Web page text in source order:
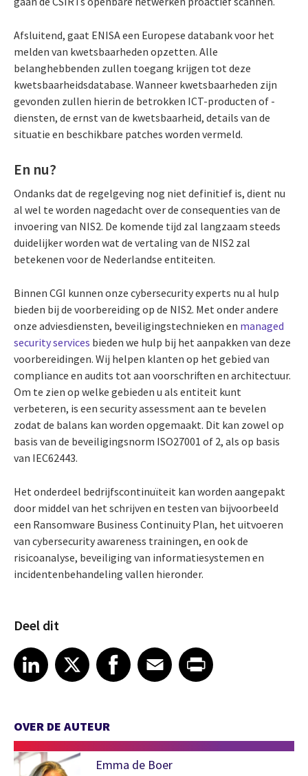
Afsluitend, gaat ENISA een Europese databank voor het
melden van kwetsbaarheden opzetten. Alle
belanghebbenden zullen toegang krijgen tot deze
kwetsbaarheidsdatabase. Wanneer kwetsbaarheden zijn
gevonden zullen hierin de betrokken ICT-producten of -
diensten, de ernst van de kwetsbaarheid, details van de
situatie en beschikbare patches worden vermeld.
En nu?
Ondanks dat de regelgeving nog niet definitief is, dient nu
al wel te worden nagedacht over de consequenties van de
invoering van NIS2. De komende tijd zal langzaam steeds
duidelijker worden wat de vertaling van de NIS2 zal
betekenen voor de Nederlandse entiteiten.
Binnen CGI kunnen onze cybersecurity experts nu al hulp
bieden bij de voorbereiding op de NIS2. Met onder andere
onze adviesdiensten, beveiligingstechnieken en managed
security services bieden we hulp bij het aanpakken van deze
voorbereidingen. Wij helpen klanten op het gebied van
compliance en audits tot aan voorschriften en architectuur.
Om te zien op welke gebieden u als entiteit kunt
verbeteren, is een security assessment aan te bevelen
zodat de balans kan worden opgemaakt. Dit kan zowel op
basis van de beveiligingsnorm ISO27001 of 2, als op basis
van IEC62443.
Het onderdeel bedrijfscontinuïteit kan worden aangepakt
door middel van het schrijven en testen van bijvoorbeeld
een Ransomware Business Continuity Plan, het uitvoeren
van cybersecurity awareness trainingen, en ook de
risicoanalyse, beveiliging van informatiesystemen en
incidentenbehandeling vallen hieronder.
Deel dit
Share article on LinkedIn
LinkedIn
Share article on XShare article on Facebook
Facebook
Share article on Email
EmailShare article on Print
OVER DE AUTEUR
Emma de Boer